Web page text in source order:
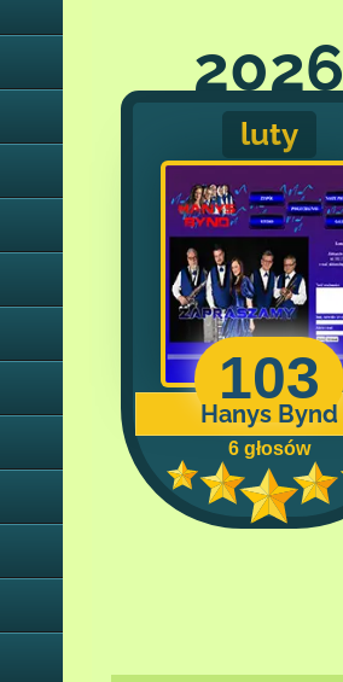
2026
luty
103
Hanys Bynd
6 głosów